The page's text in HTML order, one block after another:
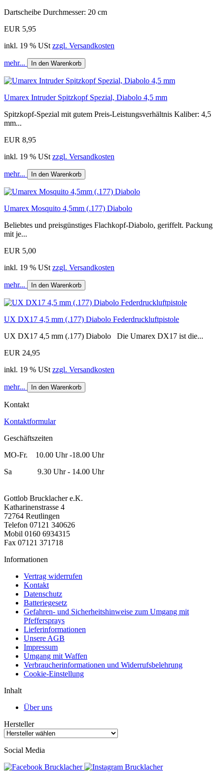
Dartscheibe Durchmesser: 20 cm
EUR 5,95
inkl. 19 % USt zzgl. Versandkosten
mehr... In den Warenkorb
Umarex Intruder Spitzkopf Spezial, Diabolo 4,5 mm
Spitzkopf-Spezial mit gutem Preis-Leistungsverhältnis Kaliber: 4,5
mm...
EUR 8,95
inkl. 19 % USt zzgl. Versandkosten
mehr... In den Warenkorb
Umarex Mosquito 4,5mm (.177) Diabolo
Beliebtes und preisgünstiges Flachkopf-Diabolo, geriffelt. Packung
mit je...
EUR 5,00
inkl. 19 % USt zzgl. Versandkosten
mehr... In den Warenkorb
UX DX17 4,5 mm (.177) Diabolo Federdruckluftpistole
UX DX17 4,5 mm (.177) Diabolo Die Umarex DX17 ist die...
EUR 24,95
inkl. 19 % USt zzgl. Versandkosten
mehr... In den Warenkorb
Kontakt
Kontaktformular
Geschäftszeiten
MO-Fr. 10.00 Uhr -18.00 Uhr
Sa 9.30 Uhr - 14.00 Uhr
Gottlob Brucklacher e.K.
Katharinenstrasse 4
72764 Reutlingen
Telefon 07121 340626
Mobil 0160 6934315
Fax 07121 371718
Informationen
Vertrag widerrufen
Kontakt
Datenschutz
Batteriegesetz
Gefahren- und Sicherheitshinweise zum Umgang mit
Pfeffersprays
Lieferinformationen
Unsere AGB
Impressum
Umgang mit Waffen
Verbraucherinformationen und Widerrufsbelehrung
Cookie-Einstellung
Inhalt
Über uns
Hersteller
Social Media